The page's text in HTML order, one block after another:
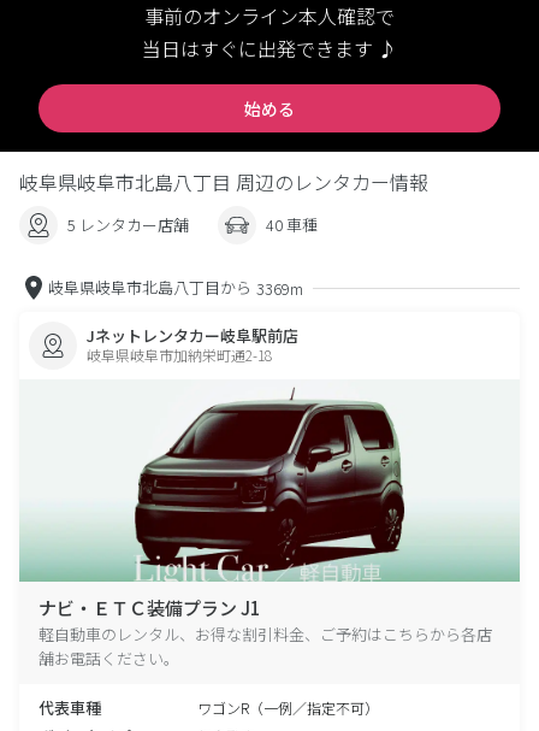
事前のオンライン本人確認で
当日はすぐに出発できます ♪
始める
岐阜県岐阜市北島八丁目 周辺のレンタカー情報
5 レンタカー店舗 40 車種
岐阜県岐阜市北島八丁目から 3369m
Jネットレンタカー岐阜駅前店
岐阜県岐阜市加納栄町通2-18
ナビ・ＥＴＣ装備プラン J1
軽自動車のレンタル、お得な割引料金、ご予約はこちらから各店
舗お電話ください。
代表車種 ワゴンR（一例／指定不可）